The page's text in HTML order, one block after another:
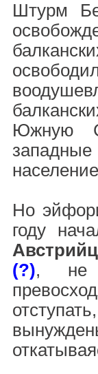
Штурм
Южную
Но
году
(?), не